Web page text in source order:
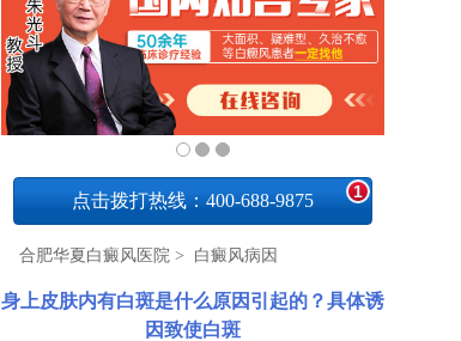
点击拨打热线：400-688-9875 1
合肥华夏白癜风医院 > 白癜风病因
身上皮肤内有白斑是什么原因引起的？具体诱
因致使白斑